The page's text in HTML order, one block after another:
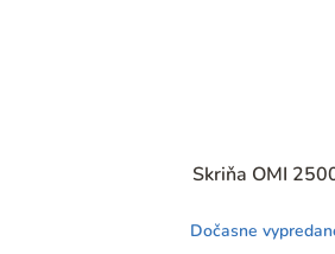
Skriňa OMI
Dočasne